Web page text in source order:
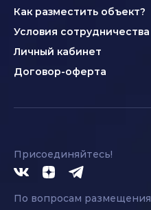
Как разместить объект?
Условия сотрудничества
Личный кабинет
Договор-оферта
Присоединяйтесь!
По вопросам размещения